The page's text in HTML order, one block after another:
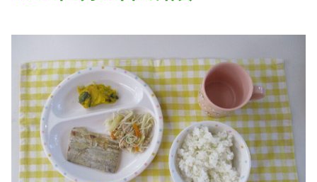
・園の特色
・自慢の給食
・アクセス
入園案内
子育て支援